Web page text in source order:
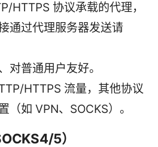
HTTPS 协议承载的代理，
通过代理服务器发送请
对普通用户友好。
HTTPS 流量，其他协议
（如 VPN、SOCKS）。
5）